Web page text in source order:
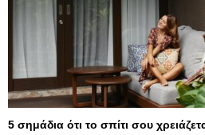
5 σημάδια ότι το σπίτι σου